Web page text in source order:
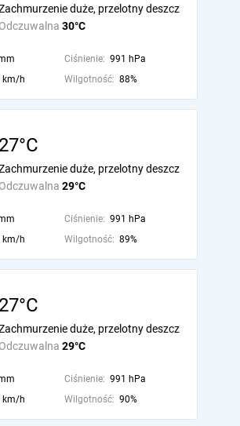
Odczuwalna 30°C
duże, przelotny deszcz
Ciśnienie: 991 hPa
km/h Wilgotność: 88%
27°C
Odczuwalna 29°C
duże, przelotny deszcz
Ciśnienie: 991 hPa
km/h Wilgotność: 89%
27°C
Odczuwalna 29°C
duże, przelotny deszcz
Ciśnienie: 991 hPa
km/h Wilgotność: 90%